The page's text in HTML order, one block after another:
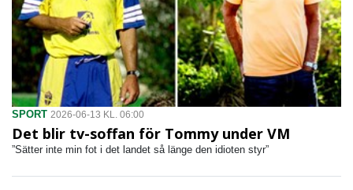
SPORT 2026-06-13 KL. 06:00
Det blir tv-soffan för Tommy under VM
”Sätter inte min fot i det landet så länge den idioten styr”